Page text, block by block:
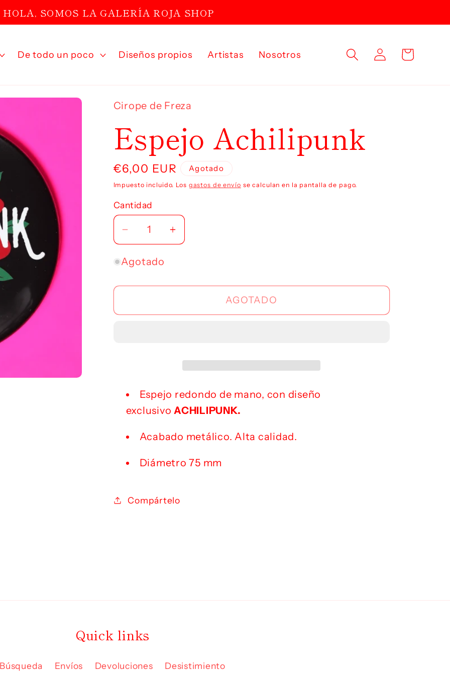
HOLA, SOMOS LA GALERÍA ROJA SHOP
De todo un poco Diseños propios Artistas Nosotros
Iniciar
sesión
Carrito
Cirope de Freza
Espejo Achilipunk
Precio
habitual
€6,00 EUR Agotado
Impuesto incluido. Los gastos de envío se calculan en la pantalla de pago.
Cantidad
Reducir
cantidad
para
Achilipunk
Aumentar
cantidad
Achilipunk
Agotado
AGOTADO
Espejo redondo de mano, con diseño
exclusivoACHILIPUNK.
Acabado metálico. Alta calidad.
Diámetro 75 mm
Compártelo
Quick links
Búsqueda Envíos Devoluciones Desistimiento